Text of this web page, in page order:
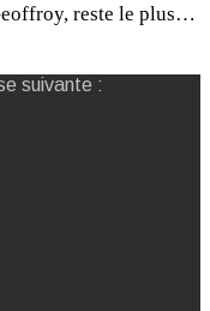
reste le plus…
suivante :